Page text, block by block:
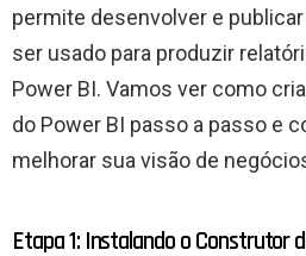
permite desenvolver e
ser usado para produzir
Power BI. Vamos ver como
do Power BI passo a passo e
melhorar sua visão de
Etapa 1: Instalando o Construtor